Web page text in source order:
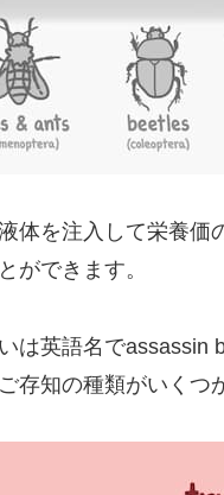
体を注入して栄養
ができます。
は英語名で
存知の種類がいくつ